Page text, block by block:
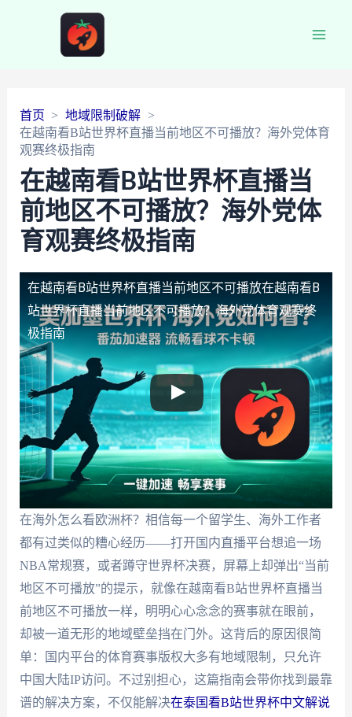
首页
地域限制破解
在越南看B站世界杯直播当前地区不可播放？海外党体育
观赛终极指南
在越南看B站世界杯直播当
前地区不可播放？海外党体
育观赛终极指南
在越南看B站世界杯直播当前地区不可播放在越南看B
站世界杯直播当前地区不可播放？海外党体育观赛终
极指南
在海外怎么看欧洲杯？相信每一个留学生、海外工作者
都有过类似的糟心经历——打开国内直播平台想追一场
NBA常规赛，或者蹲守世界杯决赛，屏幕上却弹出“当前
地区不可播放”的提示，就像在越南看B站世界杯直播当
前地区不可播放一样，明明心心念念的赛事就在眼前，
却被一道无形的地域壁垒挡在门外。这背后的原因很简
单：国内平台的体育赛事版权大多有地域限制，只允许
中国大陆IP访问。不过别担心，这篇指南会带你找到最靠
谱的解决方案，不仅能解决在泰国看B站世界杯中文解说